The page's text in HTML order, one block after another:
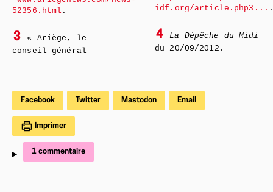
52356.html .
3
« Ariège, le
conseil général
idf.org/article.php3...
4
La Dépêche du Midi
du 20/09/2012.
Facebook Twitter Mastodon Email
Imprimer
1 commentaire